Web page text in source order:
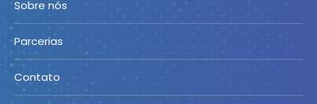
Sobre nós
Parcerias
Contato